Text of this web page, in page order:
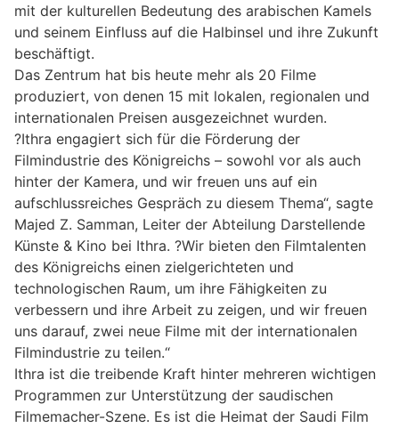
mit der kulturellen Bedeutung des arabischen Kamels
und seinem Einfluss auf die Halbinsel und ihre Zukunft
beschäftigt.
Das Zentrum hat bis heute mehr als 20 Filme
produziert, von denen 15 mit lokalen, regionalen und
internationalen Preisen ausgezeichnet wurden.
?Ithra engagiert sich für die Förderung der
Filmindustrie des Königreichs – sowohl vor als auch
hinter der Kamera, und wir freuen uns auf ein
aufschlussreiches Gespräch zu diesem Thema“, sagte
Majed Z. Samman, Leiter der Abteilung Darstellende
Künste & Kino bei Ithra. ?Wir bieten den Filmtalenten
des Königreichs einen zielgerichteten und
technologischen Raum, um ihre Fähigkeiten zu
verbessern und ihre Arbeit zu zeigen, und wir freuen
uns darauf, zwei neue Filme mit der internationalen
Filmindustrie zu teilen.“
Ithra ist die treibende Kraft hinter mehreren wichtigen
Programmen zur Unterstützung der saudischen
Filmemacher-Szene. Es ist die Heimat der Saudi Film